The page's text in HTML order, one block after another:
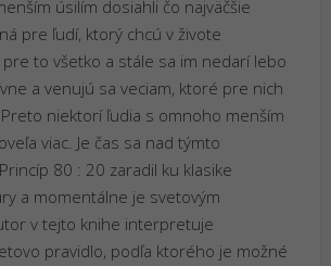
úsilím dosiahli čo najväčšie
pre ľudí, ktorý chcú v živote
to všetko a stále sa im nedarí lebo
a venujú sa veciam, ktoré pre nich
niektorí ľudia s omnoho menším
viac. Je čas sa nad týmto
80 : 20 zaradil ku klasike
a momentálne je svetovým
v tejto knihe interpretuje
pravidlo, podľa ktorého je možné